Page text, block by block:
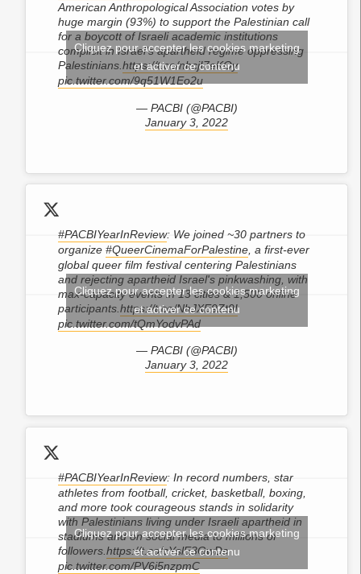
American Anthropological Association votes by
huge margin (93%) to support the Palestinian call
for a boycott of Israeli academic institutions
complicit in Israel's apartheid regime oppressing
Palestinians. https://t.co/nhcjI7eKOy
pic.twitter.com/9q51W1Eo2u
— PACBI (@PACBI)
January 3, 2022
Cliquez pour accepter les cookies marketing
et activer ce contenu
#PACBIYearInReview: We joined ~30 partners to
organize #QueerCinemaForPalestine , a first-ever
global queer film festival centering Palestinians
and rejecting apartheid Israel's pinkwashing, with
max-capacity events in 13 cities & 1,500 online
participants. https://t.co/NhJXE9Zt9I
pic.twitter.com/tQmYodvPAd
— PACBI (@PACBI)
January 3, 2022
Cliquez pour accepter les cookies marketing
et activer ce contenu
#PACBIYearInReview: In record numbers, star
athletes from football, cricket, basketball, boxing,
and more took courageous stands in solidarity
with Palestinians living under Israeli apartheid in
stadiums and on social media to millions of
followers. https://t.co/cYslE3GwDs
pic.twitter.com/PV6i5nzpmC
Cliquez pour accepter les cookies marketing
et activer ce contenu